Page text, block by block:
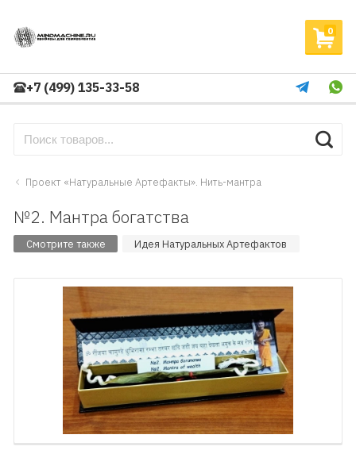
0
+7 (499) 135-33-58
Проект «Натуральные Артефакты». Нить-мантра
№2. Мантра богатства
Смотрите также Идея Натуральных Артефактов